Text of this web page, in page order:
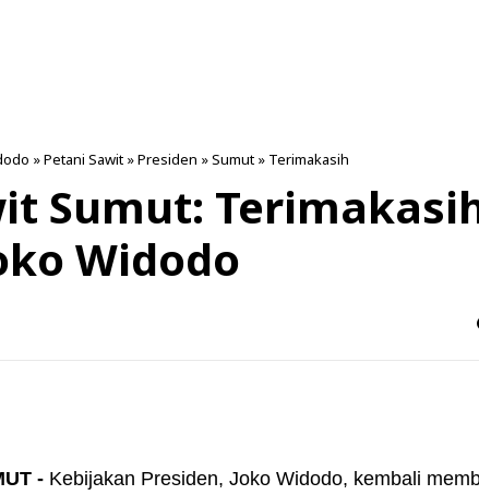
»Petani Sawit »Presiden »Sumut » Terimakasih
Sumut:
Widodo
- Kebijakan Presiden, Joko Widodo, kembali